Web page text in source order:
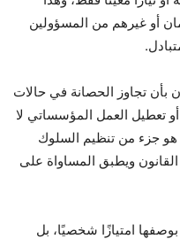
أو غيرهم من المسؤولين
بأن تجاوز الحصانة في حالات
أو تعطيل العمل المؤسساتي لا
هو جزء من تنظيم السلوك
ويطبق المساواة على
امتيازًا شخصيًا، بل